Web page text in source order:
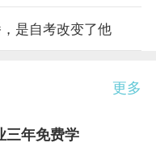
是自考改变了他
更多
三年免费学